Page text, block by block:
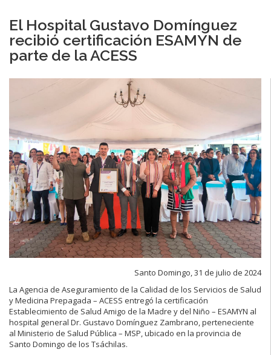
El Hospital Gustavo Domínguez
recibió certificación ESAMYN de
parte de la ACESS
Santo Domingo, 31 de julio de 2024
La Agencia de Aseguramiento de la Calidad de los Servicios de Salud
y Medicina Prepagada – ACESS entregó la certificación
Establecimiento de Salud Amigo de la Madre y del Niño – ESAMYN al
hospital general Dr. Gustavo Domínguez Zambrano, perteneciente
al Ministerio de Salud Pública – MSP, ubicado en la provincia de
Santo Domingo de los Tsáchilas.